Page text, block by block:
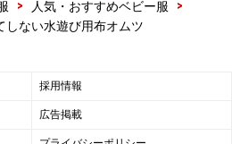
> 人気・おすすめベビー服
>
しない水遊び用布オムツ
採用情報
広告掲載